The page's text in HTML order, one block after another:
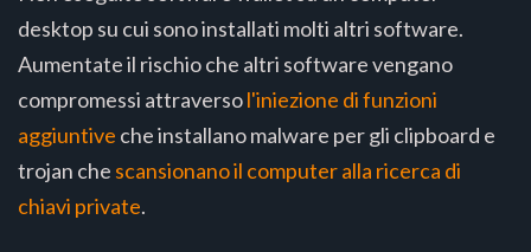
desktop su cui sono installati molti altri software.
Aumentate il rischio che altri software vengano
compromessi attraversol'iniezione di funzioni
aggiuntive che installano malware per gli clipboard e
trojan che scansionano il computer alla ricerca di
chiavi private.